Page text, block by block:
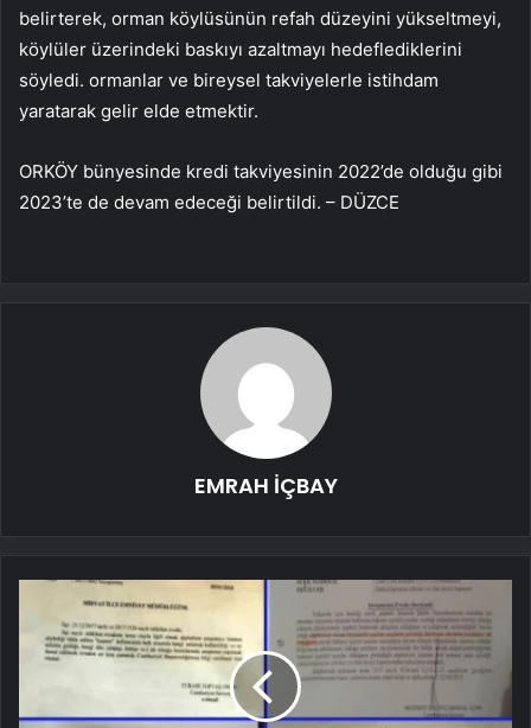
belirterek, orman köylüsünün refah düzeyini yükseltmeyi,
köylüler üzerindeki baskıyı azaltmayı hedeflediklerini
söyledi. ormanlar ve bireysel takviyelerle istihdam
yaratarak gelir elde etmektir.
ORKÖY bünyesinde kredi takviyesinin 2022’de olduğu gibi
2023’te de devam edeceği belirtildi. – DÜZCE
EMRAH İÇBAY